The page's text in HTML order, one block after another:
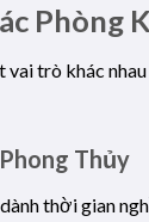
Phòng
trò khác
Thủy
thời gian